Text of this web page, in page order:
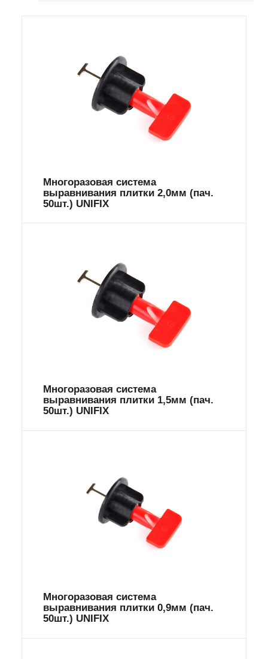
Многоразовая система
выравнивания плитки 2,0мм (пач.
50шт.) UNIFIX
Многоразовая система
выравнивания плитки 1,5мм (пач.
50шт.) UNIFIX
Многоразовая система
выравнивания плитки 0,9мм (пач.
50шт.) UNIFIX